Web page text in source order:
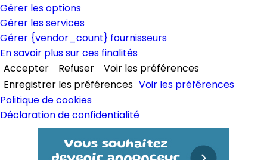
Gérer les options
Gérer les services
Gérer {vendor_count} fournisseurs
En savoir plus sur ces finalités
Accepter
Refuser
Voir les préférences
Enregistrer les préférences Voir les préférences
Politique de cookies
Déclaration de confidentialité